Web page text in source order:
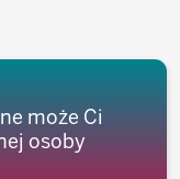
może Ci
osoby